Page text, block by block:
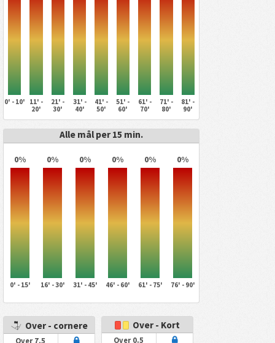
0' - 10'
11' -
20'
21' -
30'
31' -
40'
41' -
50'
51' -
60'
61' -
70'
71' -
80'
81' -
90'
Alle mål per 15 min.
0% 0% 0% 0% 0% 0%
0' - 15' 16' - 30' 31' - 45' 46' - 60' 61' - 75' 76' - 90'
Over - cornere
Over 7.5
Over - Kort
Over 0.5